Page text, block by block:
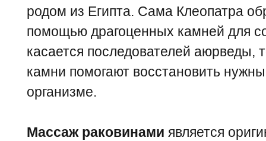
родом из Египта. Сама Клеопатра
помощью драгоценных камней для
касается последователей аюрведы,
камни помогают восстановить
организме.
Массаж раковинами является